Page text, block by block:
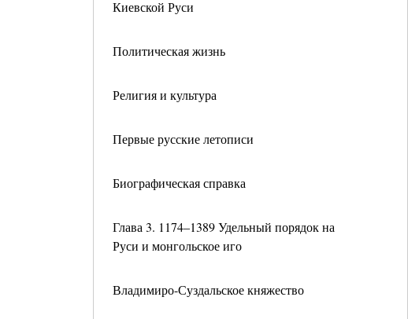
Киевской Руси
Политическая жизнь
Религия и культура
Первые русские летописи
Биографическая справка
Глава 3. 1174–1389 Удельный порядок на
Руси и монгольское иго
Владимиро-Суздальское княжество